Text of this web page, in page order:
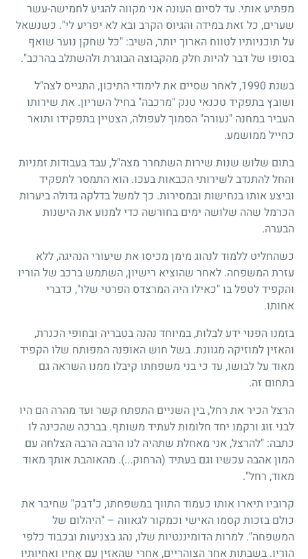
מפתיע אותי. עד לסיום העונה אני מקווה להגיע לחמישה-עשר
שערים, כל זאת במידה והגיוס הקרב ובא לא יפריע לי". כשנשאל
על תוכניותיו לטווח הארוך יותר, השיב: "כל שחקן נוער שואף
בסופו של דבר להיות חלק מהקבוצה הבוגרת ולהשתלב בהרכב".
בשנת 1990, לאחר שסיים את לימודי התיכון, התגייס לצה"ל
ושובץ בתפקיד טכנאי טנק "מרכבה" בחיל השריון. את שירותו
העביר במחנה "נעורה" הסמוך לעפולה, הצטיין בתפקידו ותואר
כחייל ממושמע.
בתום שלוש שנות שירות השתחרר מצה"ל, עבד בעבודות זמניות
והחל להתנדב לשירותי הכבאות בעכו. הוא התמסר לתפקיד
וביצע אותו בנחישות ובמסירות. כך למשל בדלקה גדולה ביערות
הכרמל שהה שלושה ימים בחורשה כדי למנוע את הישנות
הבערה.
כשהחליט ללמוד לנהוג מימן מכיסו את שיעורי הנהיגה, ללא
עזרת המשפחה. לאחר שהוציא רישיון, השתמש ברכב של הוריו
והקפיד לטפל בו "כאילו היה המרצדס הפרטי שלו", כדברי
אחותו.
בזמנו הפנוי ידע לבלות, במיוחד נהנה בטבריה ובחופי הכנרת,
והאזין למוזיקה מגוונת. בשל חוש האופנה המפותח שלו הקפיד
מאוד על לבושו, עד כי בני משפחתו קיבלו ממנו השראה גם
בתחום זה.
הרצל הכיר את רחל, בין השניים התפתח קשר ועד מהרה הם היו
לבני זוג ורקמו יחד חלומות לעתיד משותף. בברכה שהכינה לו
כתבה: "להרצל, אני מאחלת שתהיה לנו הרבה הרבה הצלחה עם
המון אהבה עכשיו וגם בעתיד (הרחוק...). מהאוהבת אותך מאוד
מאוד, רחל".
קרוביו תיארו אותו כעמוד התווך במשפחתו, כ"דבק" שחיבר את
כולם בזכות קסמו האישי וכמקור לגאווה – "היהלום של
המשפחה". למרות הדומיננטיות שלו, נהג בצניעות ובכבוד כלפי
הוריו. בשבתות אחר הצוהריים, אחרי שהאזין עם אָחיו ואחיותיו